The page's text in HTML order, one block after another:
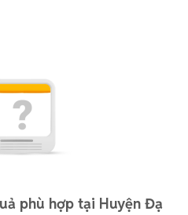
phù hợp tại Huyện Đạ